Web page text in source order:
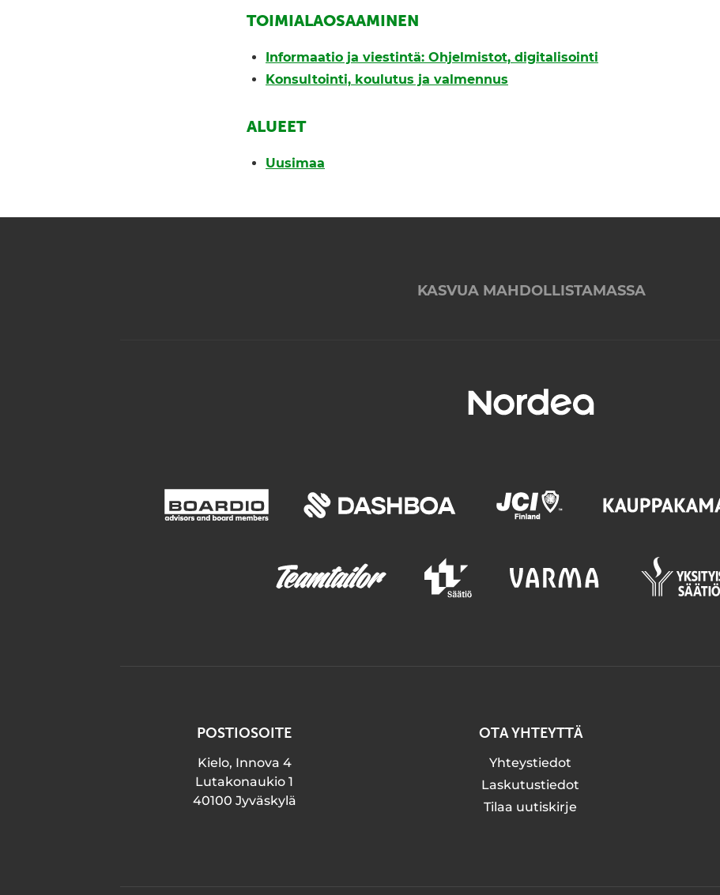
TOIMIALAOSAAMINEN
Informaatio ja viestintä: Ohjelmistot, digitalisointi
Konsultointi, koulutus ja valmennus
ALUEET
Uusimaa
KASVUA MAHDOLLISTAMASSA
POSTIOSOITE
Kielo, Innova 4
Lutakonaukio 1
40100 Jyväskylä
OTA YHTEYTTÄ
Yhteystiedot
Laskutustiedot
Tilaa uutiskirje